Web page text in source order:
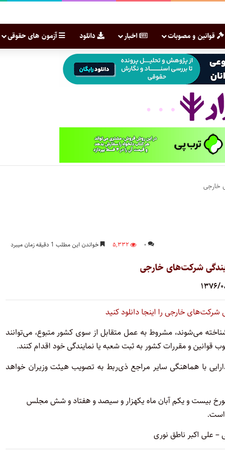
قوانین و مصوبات اخبار دانلود آزمون های حقوقی
خارجی
۰ ۵,۳۳۲ خواندن این مطلب 1 دقیقه زمان میبرد
شرکت‌های خارجی
می‌شوند، مشروط به عمل متقابل از سوی کشور متبوع، ‌می‌‌توانند
و مقررات کشور به ثبت شعبه یا نمایندگی خود ‌اقدام کنند.
دارایی با هماهنگی سایر مراجع ذی‌ربط به‌ تصویب هیئت وزیران خواهد‌
بیست و یکم آبان ماه یکهزار و سیصد و هفتاد و شش مجلس
علی اکبر ناطق نوری